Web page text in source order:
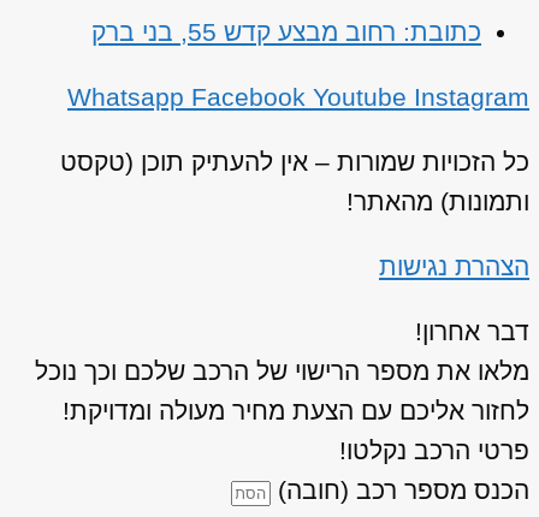
כתובת: רחוב מבצע קדש 55, בני ברק
Whatsapp Facebook Youtube Instagram
כל הזכויות שמורות – אין להעתיק תוכן (טקסט
ותמונות) מהאתר!
הצהרת נגישות
דבר אחרון!
מלאו את מספר הרישוי של הרכב שלכם וכך נוכל
לחזור אליכם עם הצעת מחיר מעולה ומדויקת!
פרטי הרכב נקלטו!
הכנס מספר רכב (חובה)